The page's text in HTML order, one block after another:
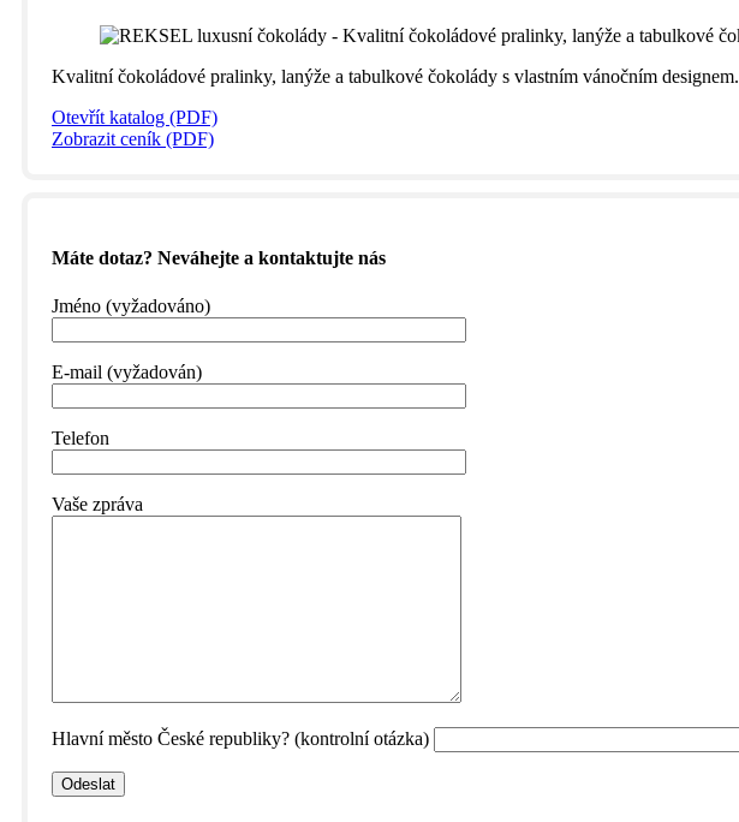
Kvalitní čokoládové pralinky, lanýže a tabulkové čokolády s vlastním vánočním designem.
Otevřít katalog (PDF)
Zobrazit ceník (PDF)
Máte dotaz? Neváhejte a kontaktujte nás
Jméno (vyžadováno)
E-mail (vyžadován)
Telefon
Vaše zpráva
Hlavní město České republiky? (kontrolní otázka)